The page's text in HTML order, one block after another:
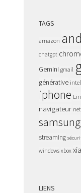
TAGS
amazon
chatgpt
Gemini gmail
générative
iphone
navigateur
samsung
streaming
windows xbox
LIENS